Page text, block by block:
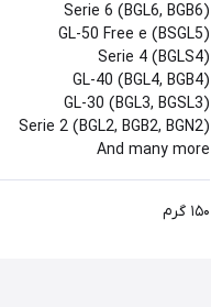
Serie 6 (BGL6, BGB6)
GL-50 Free e (BSGL5)
Serie 4 (BGLS4)
GL-40 (BGL4, BGB4)
GL-30 (BGL3, BGSL3)
Serie 2 (BGL2, BGB2, BGN2)
And many more
۱۵۰ گرم